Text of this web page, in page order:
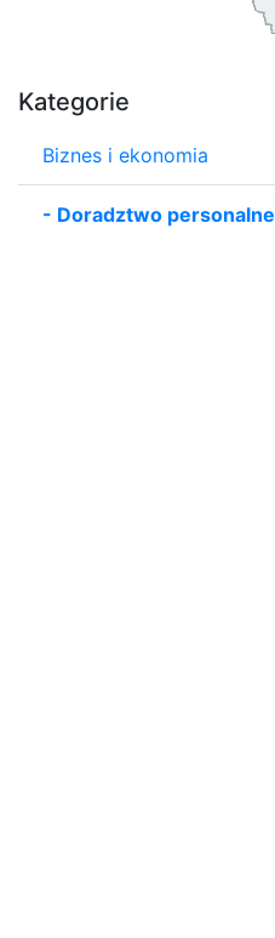
Kategorie
Biznes i ekonomia
- Doradztwo personalne